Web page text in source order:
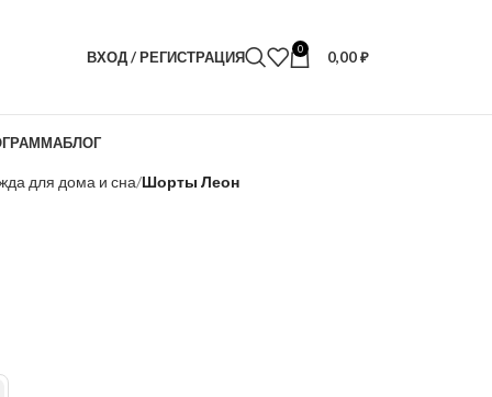
ВХОД / РЕГИСТРАЦИЯ 0 0,00₽
БЛОГ
для дома и сна Шорты Леон